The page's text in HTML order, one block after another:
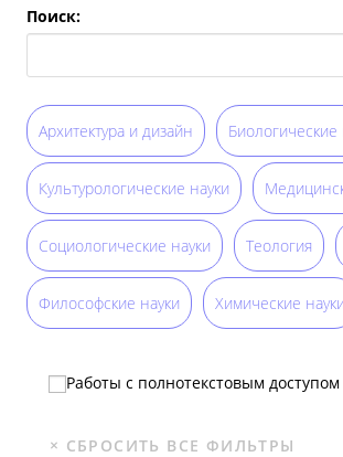
Поиск:
Архитектура и дизайн Биологические
Культурологические науки
Социологические науки Теология
Философские науки Химические науки
Работы с полнотекстовым доступом